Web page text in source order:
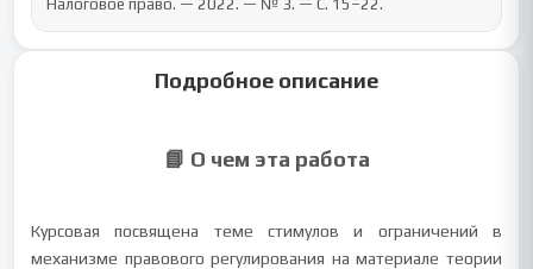
Налоговое право. — 2022. — № 3. — С. 15–22.
Подробное описание
📘 О чем эта работа
Курсовая посвящена теме стимулов и ограничений в
механизме правового регулирования на материале теории